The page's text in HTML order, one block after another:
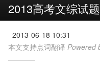
2013高考文综试
2013-06-18 10:31
本文支持点词翻译 Powered